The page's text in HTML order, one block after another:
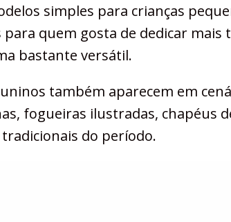
simples para crianças
para quem gosta de dedicar
bastante versátil.
também aparecem em
fogueiras ilustradas, chapéus
do período.